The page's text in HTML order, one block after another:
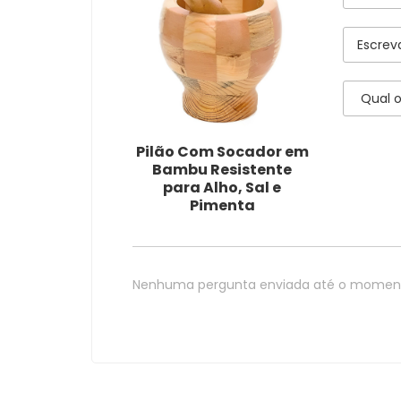
Pilão Com Socador em
Bambu Resistente
para Alho, Sal e
Pimenta
Nenhuma pergunta enviada até o